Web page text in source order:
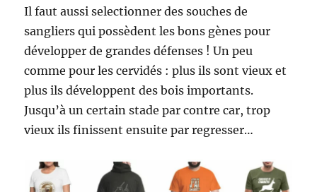
Il faut aussi selectionner des souches de
sangliers qui possèdent les bons gènes pour
développer de grandes défenses ! Un peu
comme pour les cervidés : plus ils sont vieux et
plus ils développent des bois importants.
Jusqu’à un certain stade par contre car, trop
vieux ils finissent ensuite par regresser…